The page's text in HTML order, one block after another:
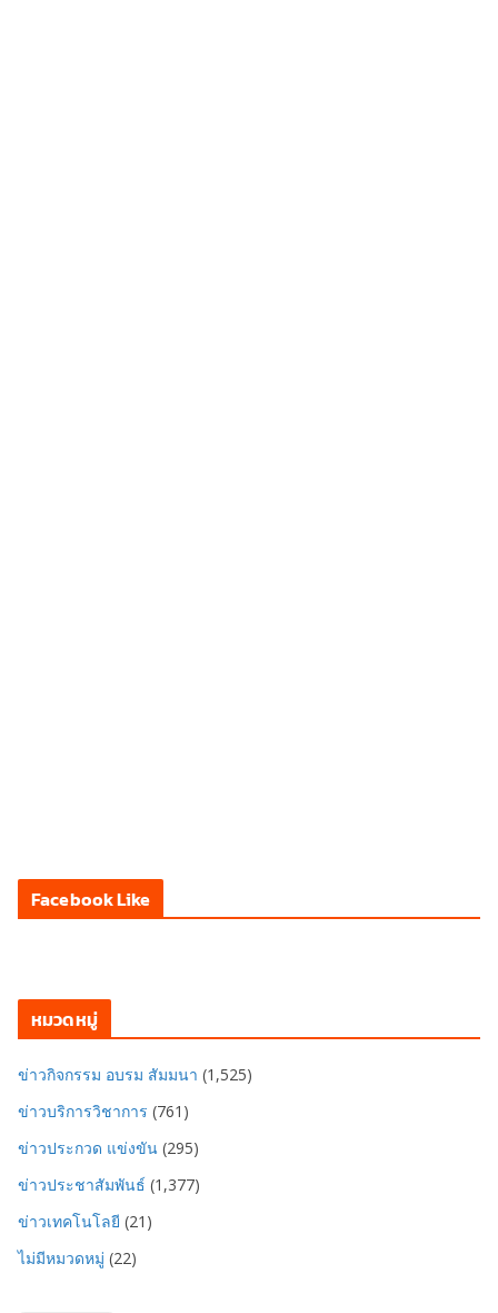
Facebook Like
หมวดหมู่
ข่าวกิจกรรม อบรม สัมมนา (1,525)
ข่าวบริการวิชาการ (761)
ข่าวประกวด แข่งขัน (295)
ข่าวประชาสัมพันธ์ (1,377)
ข่าวเทคโนโลยี (21)
ไม่มีหมวดหมู่ (22)